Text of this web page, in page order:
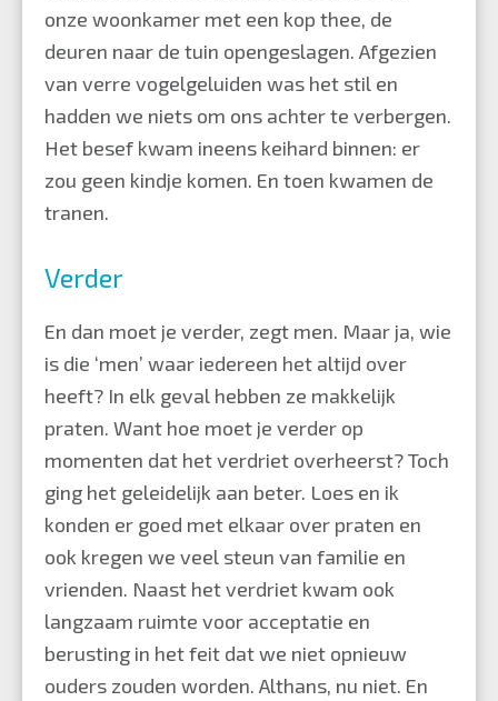
onze woonkamer met een kop thee, de
deuren naar de tuin opengeslagen. Afgezien
van verre vogelgeluiden was het stil en
hadden we niets om ons achter te verbergen.
Het besef kwam ineens keihard binnen: er
zou geen kindje komen. En toen kwamen de
tranen.
Verder
En dan moet je verder, zegt men. Maar ja, wie
is die ‘men’ waar iedereen het altijd over
heeft? In elk geval hebben ze makkelijk
praten. Want hoe moet je verder op
momenten dat het verdriet overheerst? Toch
ging het geleidelijk aan beter. Loes en ik
konden er goed met elkaar over praten en
ook kregen we veel steun van familie en
vrienden. Naast het verdriet kwam ook
langzaam ruimte voor acceptatie en
berusting in het feit dat we niet opnieuw
ouders zouden worden. Althans, nu niet. En